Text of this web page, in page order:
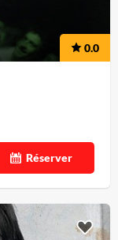
0.0
Réserver